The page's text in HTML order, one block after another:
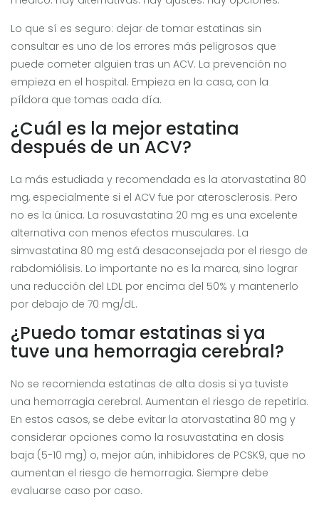
Lo que sí es seguro: dejar de tomar estatinas sin
consultar es uno de los errores más peligrosos que
puede cometer alguien tras un ACV. La prevención no
empieza en el hospital. Empieza en la casa, con la
píldora que tomas cada día.
¿Cuál es la mejor estatina
después de un ACV?
La más estudiada y recomendada es la atorvastatina 80
mg, especialmente si el ACV fue por aterosclerosis. Pero
no es la única. La rosuvastatina 20 mg es una excelente
alternativa con menos efectos musculares. La
simvastatina 80 mg está desaconsejada por el riesgo de
rabdomiólisis. Lo importante no es la marca, sino lograr
una reducción del LDL por encima del 50% y mantenerlo
por debajo de 70 mg/dL.
¿Puedo tomar estatinas si ya
tuve una hemorragia cerebral?
No se recomienda estatinas de alta dosis si ya tuviste
una hemorragia cerebral. Aumentan el riesgo de repetirla.
En estos casos, se debe evitar la atorvastatina 80 mg y
considerar opciones como la rosuvastatina en dosis
baja (5-10 mg) o, mejor aún, inhibidores de PCSK9, que no
aumentan el riesgo de hemorragia. Siempre debe
evaluarse caso por caso.